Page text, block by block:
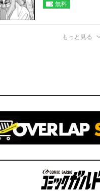
無料
もっと見る
コミックガルド